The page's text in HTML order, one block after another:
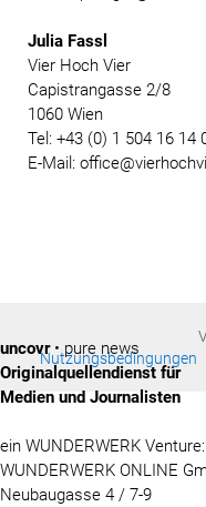
Julia Fassl
Vier Hoch Vier
Capistrangasse 2/8
1060 Wien
Tel: +43 (0) 1 504 16 14
E-Mail:
Nutzungsbedingungen
uncovr• pure news
Originalquellendienst für
Medien und Journalisten
ein WUNDERWERK Venture:
WUNDERWERK ONLINE
Neubaugasse 4 / 7-9